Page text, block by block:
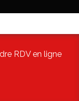
RDV en ligne